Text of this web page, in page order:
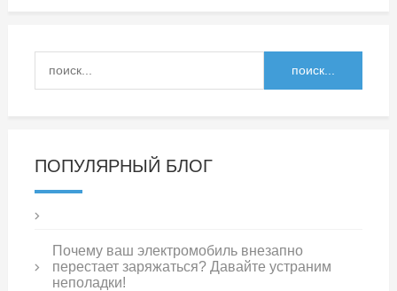
ПОПУЛЯРНЫЙ БЛОГ
Почему ваш электромобиль внезапно
перестает заряжаться? Давайте устраним
неполадки!